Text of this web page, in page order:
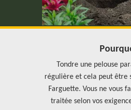
Tondre une pelouse
régulière et cela peut être
Farguette. Vous ne vous
traitée selon vos